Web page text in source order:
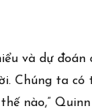
và dự
Chúng ta
nào,”